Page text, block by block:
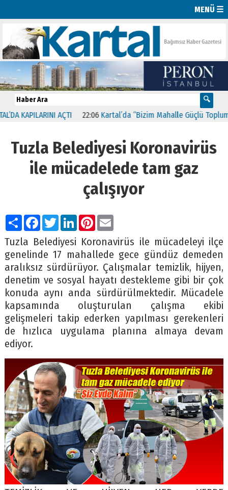
MENÜ ☰
AÇTI 22:06 Kartal’da “Bizim Mahalle Güçlü Toplum” Projesi
Tuzla Belediyesi Koronavirüs
ile mücadelede tam gaz
çalışıyor
PaylaşFacebook
TwitterLinkedIn
Pinterest
Email
Tuzla Belediyesi Koronavirüs ile mücadeleyi ilçe
genelinde 17 mahallede gece gündüz demeden
aralıksız sürdürüyor. Çalışmalar temizlik, hijyen,
denetim ve sosyal hayatı destekleme gibi bir çok
konuda aynı anda sürdürülmektedir. Mücadele
kapsamında oluşturulan çalışma ekibi
gelişmeleri takip ederken yapılması gerekenleri
de hızlıca uygulama planına almaya devam
ediyor.